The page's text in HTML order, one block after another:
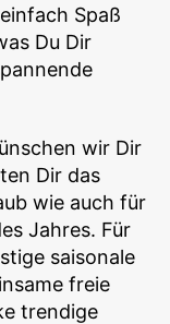
Spaß
Du Dir
wir Dir
Dir das
wie auch für
Jahres. Für
saisonale
freie
trendige